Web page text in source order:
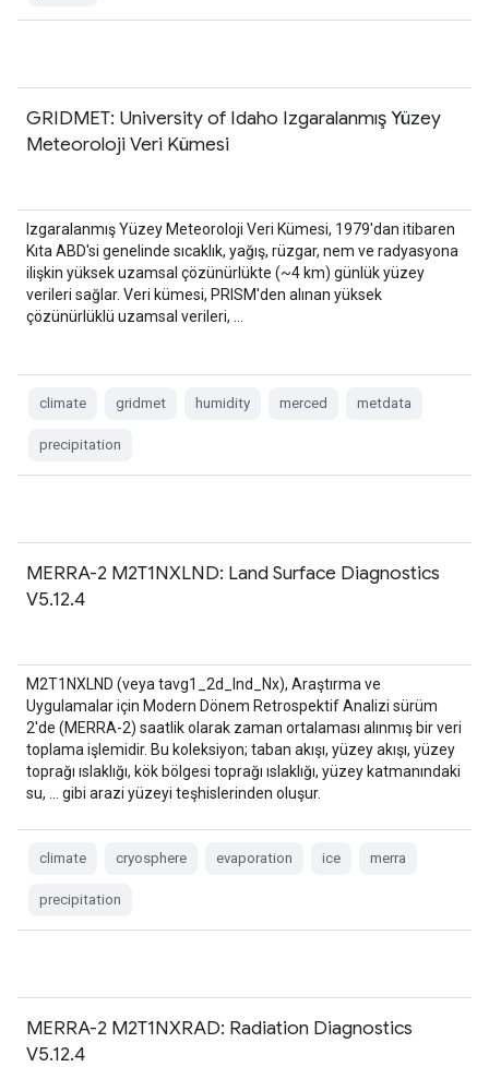
GRIDMET: University of Idaho Izgaralanmış Yüzey
Meteoroloji Veri Kümesi
Izgaralanmış Yüzey Meteoroloji Veri Kümesi, 1979'dan itibaren
Kıta ABD'si genelinde sıcaklık, yağış, rüzgar, nem ve radyasyona
ilişkin yüksek uzamsal çözünürlükte (~4 km) günlük yüzey
verileri sağlar. Veri kümesi, PRISM'den alınan yüksek
çözünürlüklü uzamsal verileri, …
climate gridmet humidity merced metdata
precipitation
MERRA-2 M2T1NXLND: Land Surface Diagnostics
V5.12.4
M2T1NXLND (veya tavg1_2d_lnd_Nx), Araştırma ve
Uygulamalar için Modern Dönem Retrospektif Analizi sürüm
2'de (MERRA-2) saatlik olarak zaman ortalaması alınmış bir veri
toplama işlemidir. Bu koleksiyon; taban akışı, yüzey akışı, yüzey
toprağı ıslaklığı, kök bölgesi toprağı ıslaklığı, yüzey katmanındaki
su, … gibi arazi yüzeyi teşhislerinden oluşur.
climate cryosphere evaporation ice merra
precipitation
MERRA-2 M2T1NXRAD: Radiation Diagnostics
V5.12.4